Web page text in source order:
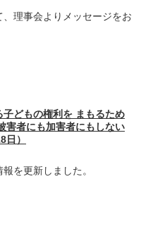
理事会よりメッセージをお
どもの権利を まもるため
害者にも加害者にもしない
）
を更新しました。